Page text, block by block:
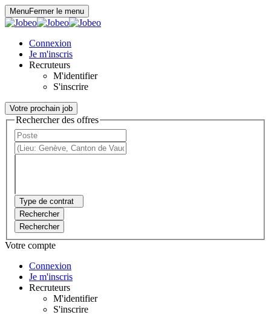
MenuFermer le menu
Connexion
Je m'inscris
Recruteurs
M'identifier
S'inscrire
Votre prochain job
Rechercher des offres
Type de contrat
Rechercher
Rechercher
Votre compte
Connexion
Je m'inscris
Recruteurs
M'identifier
S'inscrire
Panneau de gestion des cookies